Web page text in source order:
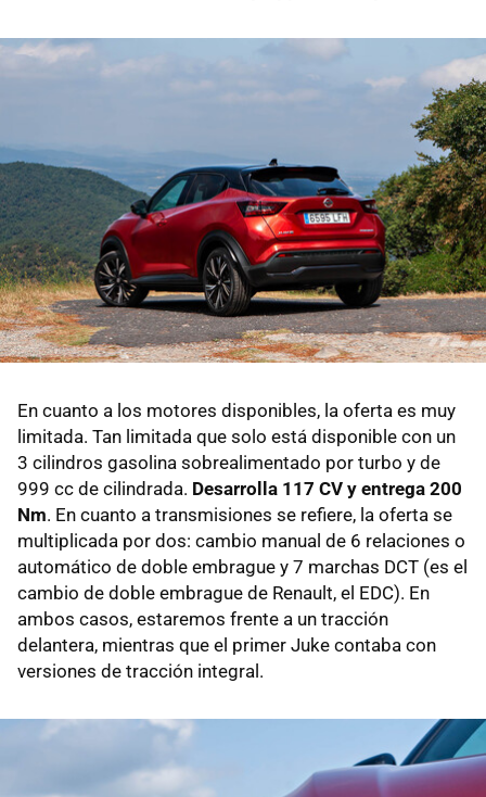
En cuanto a los motores disponibles, la oferta es muy
limitada. Tan limitada que solo está disponible con un
3 cilindros gasolina sobrealimentado por turbo y de
999 cc de cilindrada. Desarrolla 117 CV y entrega 200
Nm. En cuanto a transmisiones se refiere, la oferta se
multiplicada por dos: cambio manual de 6 relaciones o
automático de doble embrague y 7 marchas DCT (es el
cambio de doble embrague de Renault, el EDC). En
ambos casos, estaremos frente a un tracción
delantera, mientras que el primer Juke contaba con
versiones de tracción integral.